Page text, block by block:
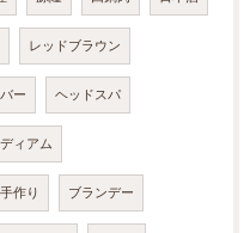
レッドブラウン
ー ヘッドスパ
ディアム
手作り ブランデー